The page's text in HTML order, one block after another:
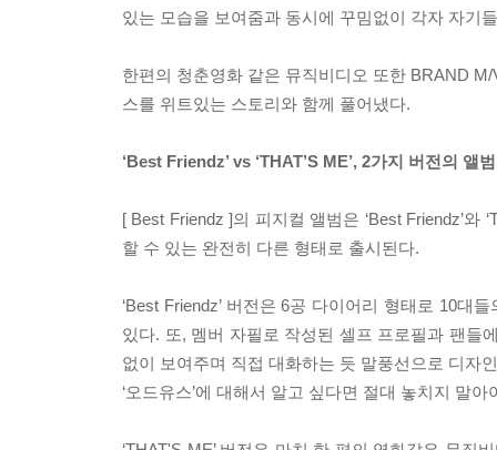
있는 모습을 보여줌과 동시에 꾸밈없이 각자 자기
한편의 청춘영화 같은 뮤직비디오 또한 BRAND
스를 위트있는 스토리와 함께 풀어냈다.
‘Best Friendz’ vs ‘THAT’S ME’, 2가지 버전의
[ Best Friendz ]의 피지컬 앨범은 ‘Best Friendz’와
할 수 있는 완전히 다른 형태로 출시된다.
‘Best Friendz’ 버전은 6공 다이어리 형태로 10대
있다. 또, 멤버 자필로 작성된 셀프 프로필과 팬들
없이 보여주며 직접 대화하는 듯 말풍선으로 디자
‘오드유스’에 대해서 알고 싶다면 절대 놓치지 말